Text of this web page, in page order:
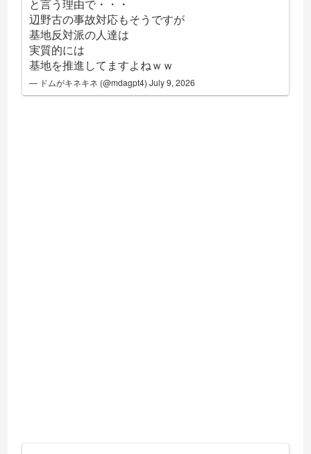
と言う理由で・・・
辺野古の事故対応もそうですが
基地反対派の人達は
実質的には
基地を推進してますよねｗｗ
— ドムがキネキネ (@mdagpt4)July 9, 2026